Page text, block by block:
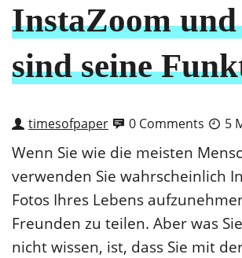
InstaZoom und
sind seine
timesofpaper 0 Comments 5
Wenn Sie wie die meisten
verwenden Sie wahrscheinlich
Fotos Ihres Lebens
Freunden zu teilen. Aber was
nicht wissen, ist, dass Sie mit